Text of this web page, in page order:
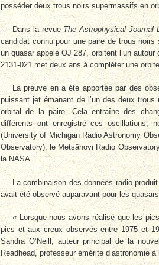
posséder deux trous noirs supermassifs en
Dans la revue The Astrophysical Journal
candidat connu pour une paire de trous
un quasar appelé OJ 287, orbitent l’un
2131-021 met deux ans à compléter une
La preuve en a été apportée par des
puissant jet émanant de l’un des deux
orbital de la paire. Cela entraîne des
différents ont enregistré ces oscillations,
(University of Michigan Radio Astronomy
Observatory), le Metsähovi Radio
la NASA.
La combinaison des données radio
avait été observé auparavant pour les
« Lorsque nous avons réalisé que les
pics et aux creux observés entre 1975 et
Sandra O’Neill, auteur principal de la
Readhead, professeur émérite d’astronomie